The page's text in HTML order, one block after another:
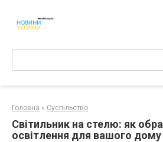
контенту
Поиск:
Головна » Суспільство
Світильник на стелю: як
освітлення для вашого дому